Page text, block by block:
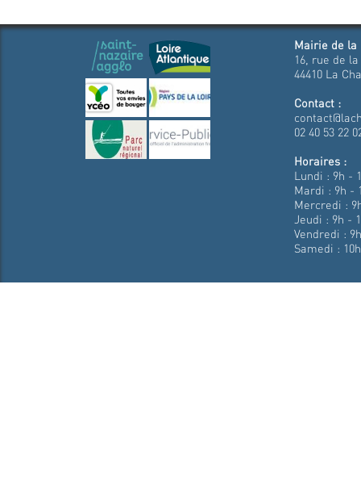
Mairie de la
16, rue de
44410 La
Contact :
02 40 53 22
Horaires :
Lundi : 9h -
Mardi : 9h -
Mercredi :
Jeudi : 9h -
Vendredi :
Samedi :